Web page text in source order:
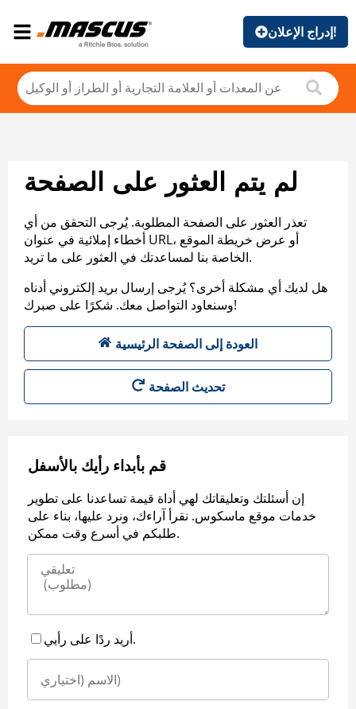
إدراج الإعلان!
لم يتم العثور على الصفحة
تعذر العثور على الصفحة المطلوبة. يُرجى التحقق من أي
أخطاء إملائية في عنوان URL، أو عرض خريطة الموقع
الخاصة بنا لمساعدتك في العثور على ما تريد.
هل لديك أي مشكلة أخرى؟ يُرجى إرسال بريد إلكتروني أدناه
وسنعاود التواصل معك. شكرًا على صبرك!
العودة إلى الصفحة الرئيسية
تحديث الصفحة
قم بأبداء رأيك بالأسفل
إن أسئلتك وتعليقاتك لهي أداة قيمة تساعدنا على تطوير
خدمات موقع ماسكوس. نقرأ آراءك، ونرد عليها، بناء على
طلبكم في أسرع وقت ممكن.
أريد ردًا على رأيي.